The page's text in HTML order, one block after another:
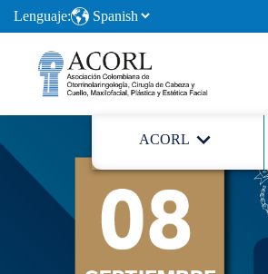
Lenguaje:
ACORL